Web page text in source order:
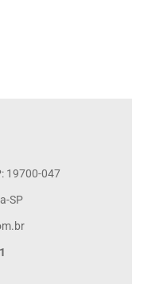
19700-047
SP